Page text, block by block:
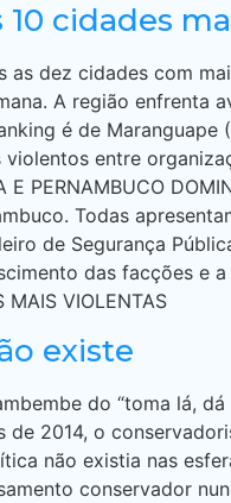
cidades
as dez cidades com
A região
é de
entre
E PERNAMBUCO
Todas
de Segurança
das facções e
MAIS VIOLENTAS
existe
do “toma lá,
de 2014, o
não existia nas
conservador